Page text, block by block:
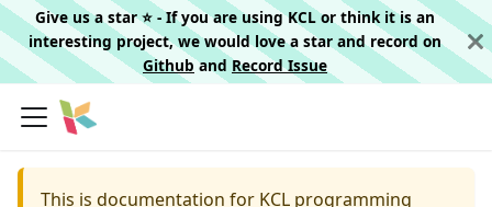
Give us a star ⭐️ - If you are using KCL or think it is an
interesting project, we would love a star and record on
Githuband Record Issue
This is documentation for KCL programming